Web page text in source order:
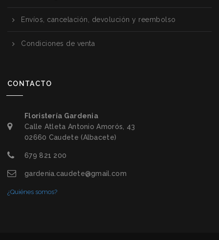
Envíos, cancelación, devolución y reembolso
Condiciones de venta
CONTACTO
Floristería Gardenia
Calle Atleta Antonio Amorós, 43
02660 Caudete (Albacete)
679 821 200
gardenia.caudete@gmail.com
¿Quiénes somos?